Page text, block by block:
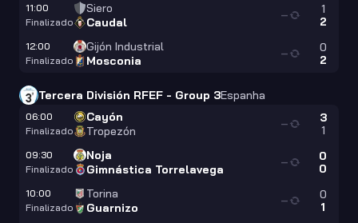
11:00
Finalizado
Siero
Caudal
1
2
—
12:00
Finalizado
Gijón Industrial
Mosconia
0
2
—
Tercera División RFEF - Group 3Espanha
06:00
Finalizado
Cayón
Tropezón
3
1
—
09:30
Finalizado
Noja
Gimnástica Torrelavega
0
0
—
10:00
Finalizado
Torina
Guarnizo
0
1
—